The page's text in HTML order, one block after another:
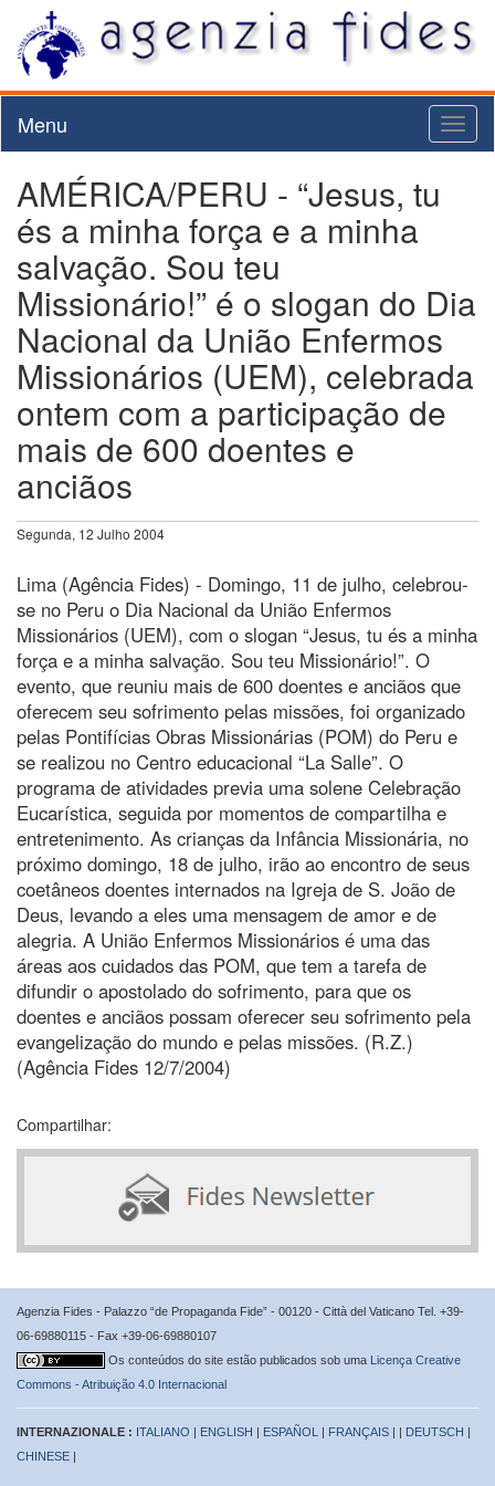
Menu
AMÉRICA/PERU - “Jesus, tu
és a minha força e a minha
salvação. Sou teu
Missionário!” é o slogan do Dia
Nacional da União Enfermos
Missionários (UEM), celebrada
ontem com a participação de
mais de 600 doentes e
anciãos
Segunda, 12 Julho 2004
Lima (Agência Fides) - Domingo, 11 de julho, celebrou-
se no Peru o Dia Nacional da União Enfermos
Missionários (UEM), com o slogan “Jesus, tu és a minha
força e a minha salvação. Sou teu Missionário!”. O
evento, que reuniu mais de 600 doentes e anciãos que
oferecem seu sofrimento pelas missões, foi organizado
pelas Pontifícias Obras Missionárias (POM) do Peru e
se realizou no Centro educacional “La Salle”. O
programa de atividades previa uma solene Celebração
Eucarística, seguida por momentos de compartilha e
entretenimento. As crianças da Infância Missionária, no
próximo domingo, 18 de julho, irão ao encontro de seus
coetâneos doentes internados na Igreja de S. João de
Deus, levando a eles uma mensagem de amor e de
alegria. A União Enfermos Missionários é uma das
áreas aos cuidados das POM, que tem a tarefa de
difundir o apostolado do sofrimento, para que os
doentes e anciãos possam oferecer seu sofrimento pela
evangelização do mundo e pelas missões. (R.Z.)
(Agência Fides 12/7/2004)
Compartilhar:
Agenzia Fides - Palazzo “de Propaganda Fide” - 00120 - Città del Vaticano Tel. +39-
06-69880115 - Fax +39-06-69880107
Os conteúdos do site estão publicados sob uma Licença Creative
Commons - Atribuição 4.0 Internacional
INTERNAZIONALE : ITALIANO | ENGLISH | ESPAÑOL | FRANÇAIS | | DEUTSCH |
CHINESE |